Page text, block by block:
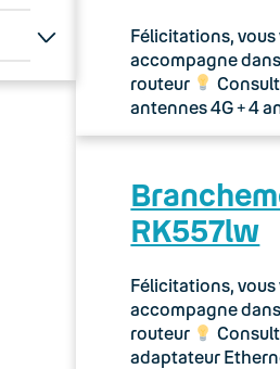
Félicitations, vous
accompagne
routeur
antennes 4G + 4
RK557lw
Félicitations, vous
accompagne
routeur
adaptateur